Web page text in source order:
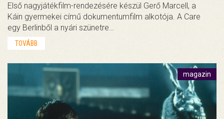
Első nagyjátékfilm-rendezésére készül Gerő Marcell, a
Káin gyermekei című dokumentumfilm alkotója. A Care
egy Berlinből a nyári szünetre…
TOVÁBB
magazin